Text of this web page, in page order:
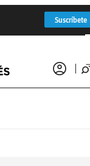
Suscríbete